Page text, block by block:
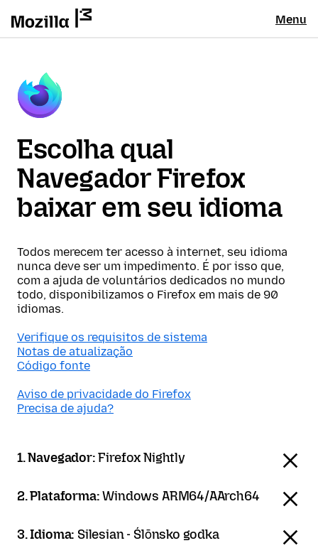
Menu
Escolha qual
Navegador Firefox
baixar em seu idioma
Todos merecem ter acesso à internet, seu idioma
nunca deve ser um impedimento. É por isso que,
com a ajuda de voluntários dedicados no mundo
todo, disponibilizamos o Firefox em mais de 90
idiomas.
Verifique os requisitos de sistema
Notas de atualização
Código fonte
Aviso de privacidade do Firefox
Precisa de ajuda?
1. Navegador:Firefox Nightly
2. Plataforma:Windows ARM64/AArch64
3. Idioma: Silesian - Ślōnsko godka